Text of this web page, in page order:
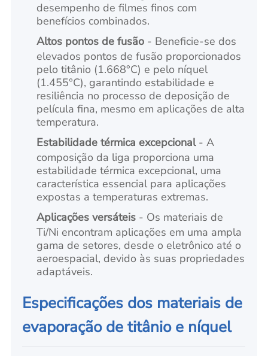
desempenho de filmes finos com
benefícios combinados.
Altos pontos de fusão- Beneficie-se dos
elevados pontos de fusão proporcionados
pelo titânio (1.668°C) e pelo níquel
(1.455°C), garantindo estabilidade e
resiliência no processo de deposição de
película fina, mesmo em aplicações de alta
temperatura.
Estabilidade térmica excepcional- A
composição da liga proporciona uma
estabilidade térmica excepcional, uma
característica essencial para aplicações
expostas a temperaturas extremas.
Aplicações versáteis- Os materiais de
Ti/Ni encontram aplicações em uma ampla
gama de setores, desde o eletrônico até o
aeroespacial, devido às suas propriedades
adaptáveis.
Especificações dos materiais de
evaporação de titânio e níquel